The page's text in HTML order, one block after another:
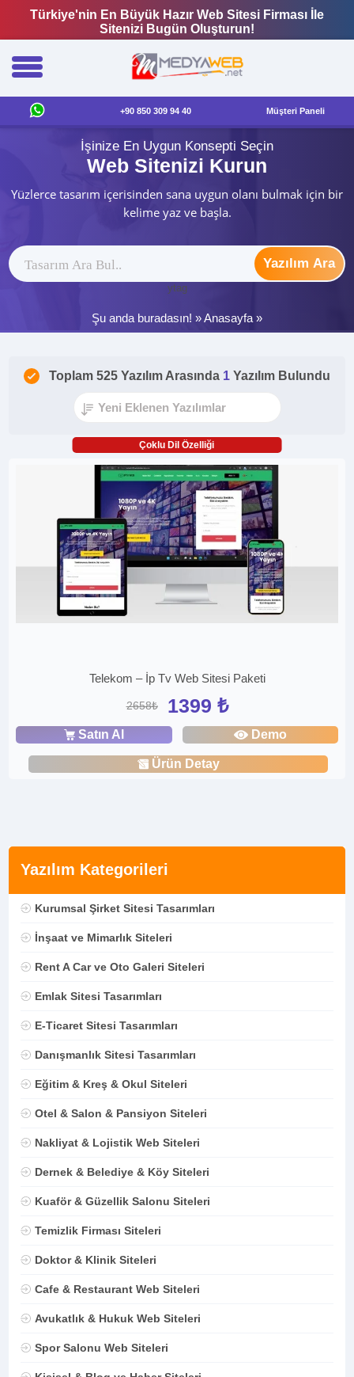
Türkiye'nin En Büyük Hazır Web Sitesi Firması İle
Sitenizi Bugün Oluşturun!
+90 850 309 94 40 Müşteri Paneli
İşinize En Uygun Konsepti Seçin
Web Sitenizi Kurun
Yüzlerce tasarım içerisinden sana uygun olanı bulmak için bir
kelime yaz ve başla.
Yazılım Ara
ytag
Şu anda buradasın! »Anasayfa »
Yazılım Kategorileri
Kurumsal Şirket Sitesi Tasarımları
İnşaat ve Mimarlık Siteleri
Rent A Car ve Oto Galeri Siteleri
Emlak Sitesi Tasarımları
E-Ticaret Sitesi Tasarımları
Danışmanlık Sitesi Tasarımları
Eğitim & Kreş & Okul Siteleri
Otel & Salon & Pansiyon Siteleri
Nakliyat & Lojistik Web Siteleri
Dernek & Belediye & Köy Siteleri
Kuaför & Güzellik Salonu Siteleri
Temizlik Firması Siteleri
Doktor & Klinik Siteleri
Cafe & Restaurant Web Siteleri
Avukatlık & Hukuk Web Siteleri
Spor Salonu Web Siteleri
Toplam 525 Yazılım Arasında 1 Yazılım Bulundu
Çoklu Dil Özelliği
Telekom – İp Tv Web Sitesi Paketi
2658₺ 1399 ₺
Satın Al Demo
Ürün Detay